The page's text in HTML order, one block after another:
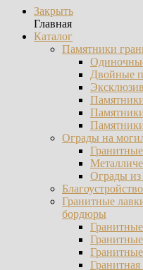
Закрыть
Главная
Каталог
Памятники
Двойные
Ограды на
Ограды из
Гранитные
бордюры